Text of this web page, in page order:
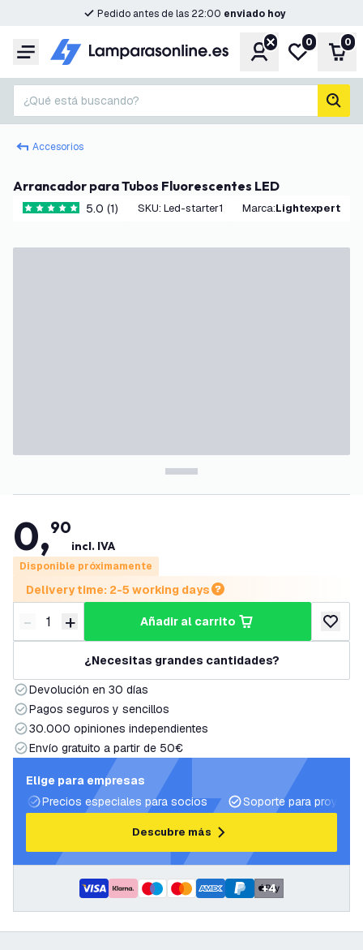
Pedido antes de las 22:00 enviado hoy
Menú CuentaMi lista de
0 0
¿Qué está buscando?
Accesorios
Arrancador para Tubos Fluorescentes LED
5 estrellas de puntuación
5.0 (1) SKU: Led-starter1 Marca: Lightexpert
0,90
incl. IVA
Disponible próximamente
Delivery time: 2-5 working days
Disminuir cantidad
- Aumentar cantidad
+ añadir al carrito
añadir
¿Necesitas grandes cantidades?
Devolución en 30 días
Pagos seguros y sencillos
30.000 opiniones independientes
Envío gratuito a partir de 50€
Elige para empresas
Precios especiales para socios
Soporte para
Descubre más
+4